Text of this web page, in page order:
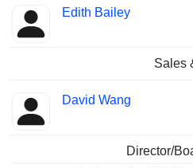
Edith Bailey
Sales
David Wang
Director/